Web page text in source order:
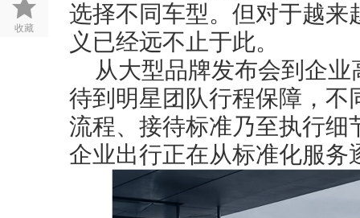
收藏
选择不同车型。但对于越
义已经远不止于此。
从大型品牌发布会到企
待到明星团队行程保障，
流程、接待标准乃至执行
企业出行正在从标准化服